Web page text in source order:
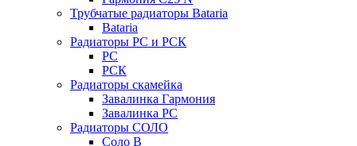
Трубчатые радиаторы Bataria
Bataria
Радиаторы РС и РСК
РС
РСК
Радиаторы скамейка
Завалинка Гармония
Завалинка РС
Радиаторы СОЛО
Соло В